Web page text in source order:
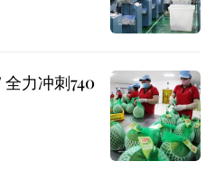
力冲刺740